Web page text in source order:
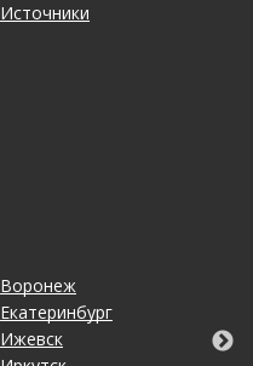
Источники
Воронеж
Екатеринбург
Ижевск
Липецк
Махачкала
Набережные Челны
Рязань
Самара
Санкт-Петербург
Уфа
Хабаровск
Чебоксары